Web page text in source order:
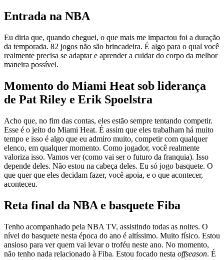
Entrada na NBA
Eu diria que, quando cheguei, o que mais me impactou foi a duração
da temporada. 82 jogos não são brincadeira. É algo para o qual você
realmente precisa se adaptar e aprender a cuidar do corpo da melhor
maneira possível.
Momento do Miami Heat sob liderança
de Pat Riley e Erik Spoelstra
Acho que, no fim das contas, eles estão sempre tentando competir.
Esse é o jeito do Miami Heat. É assim que eles trabalham há muito
tempo e isso é algo que eu admiro muito, competir com qualquer
elenco, em qualquer momento. Como jogador, você realmente
valoriza isso. Vamos ver (como vai ser o futuro da franquia). Isso
depende deles. Não estou na cabeça deles. Eu só jogo basquete. O
que quer que eles decidam fazer, você apoia, e o que acontecer,
aconteceu.
Reta final da NBA e basquete Fiba
Tenho acompanhado pela NBA TV, assistindo todas as noites. O
nível do basquete nesta época do ano é altíssimo. Muito físico. Estou
ansioso para ver quem vai levar o troféu neste ano. No momento,
não tenho nada relacionado à Fiba. Estou focado nesta offseason. É